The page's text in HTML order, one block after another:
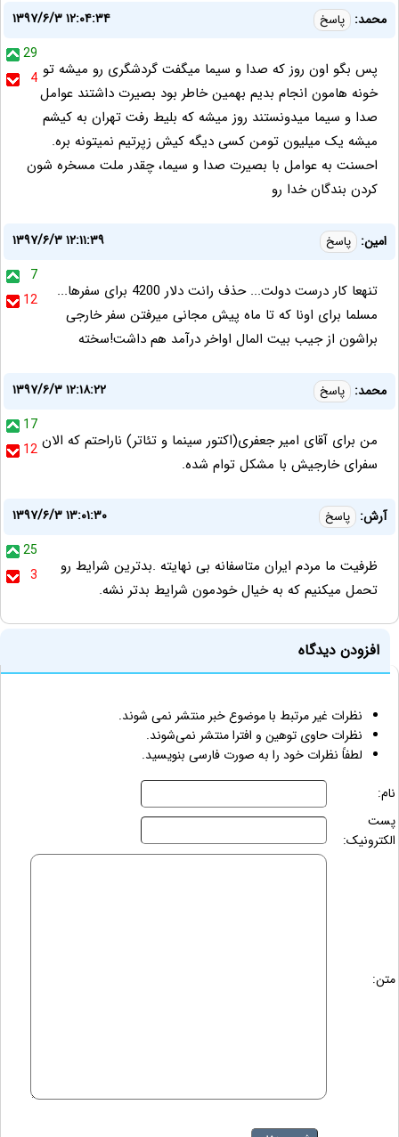
محمد: پاسخ
۱۳۹۷/۶/۳ ۱۲:۰۴:۳۴
29
4 پس بگو اون روز که صدا و سیما میگفت گردشگری رو میشه تو
خونه هامون انجام بدیم بهمین خاطر بود بصیرت داشتند عوامل
صدا و سیما میدونستند روز میشه که بلیط رفت تهران به کیشم
میشه یک میلیون تومن کسی دیگه کیش زپرتیم نمیتونه بره.
احسنت به عوامل با بصیرت صدا و سیما، چقدر ملت مسخره شون
کردن بندگان خدا رو
امین: پاسخ
۱۳۹۷/۶/۳ ۱۲:۱۱:۳۹
7
12
تنهعا کار درست دولت... حذف رانت دلار 4200 برای سفرها...
مسلما برای اونا که تا ماه پیش مجانی میرفتن سفر خارجی
براشون از جیب بیت المال اواخر درآمد هم داشت!سخته
محمد: پاسخ
۱۳۹۷/۶/۳ ۱۲:۱۸:۲۲
17
12 من برای آقای امیر جعفری(اکتور سینما و تئاتر) ناراحتم که الان
سفرای خارجیش با مشکل توام شده.
آرش: پاسخ
۱۳۹۷/۶/۳ ۱۳:۰۱:۳۰
25
3
ظرفیت ما مردم ایران متاسفانه بی نهایته .بدترین شرایط رو
تحمل میکنیم که به خیال خودمون شرایط بدتر نشه.
افزودن دیدگاه
نظرات غیر مرتبط با موضوع خبر منتشر نمی شوند.
نظرات حاوی توهین و افترا منتشر نمی‌شوند.
لطفاً نظرات خود را به صورت فارسی بنویسید.
نام:
پست
الکترونیک:
متن: